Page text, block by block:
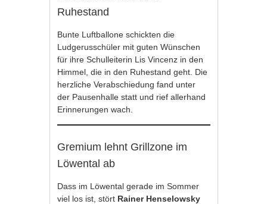
Ruhestand
Bunte Luftballone schickten die
Ludgerusschüler mit guten Wünschen
für ihre Schulleiterin Lis Vincenz in den
Himmel, die in den Ruhestand geht. Die
herzliche Verabschiedung fand unter
der Pausenhalle statt und rief allerhand
Erinnerungen wach.
Gremium lehnt Grillzone im
Löwental ab
Dass im Löwental gerade im Sommer
viel los ist, stört Rainer Henselowsky